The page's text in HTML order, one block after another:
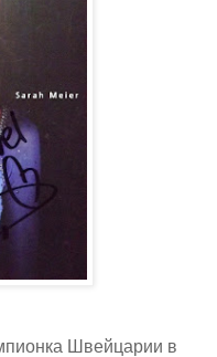
Швейцарии в